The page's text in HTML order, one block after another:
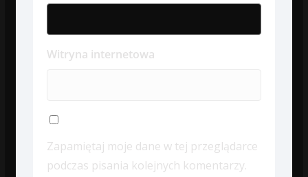
Witryna internetowa
Zapamiętaj moje dane w tej przeglądarce
podczas pisania kolejnych komentarzy.